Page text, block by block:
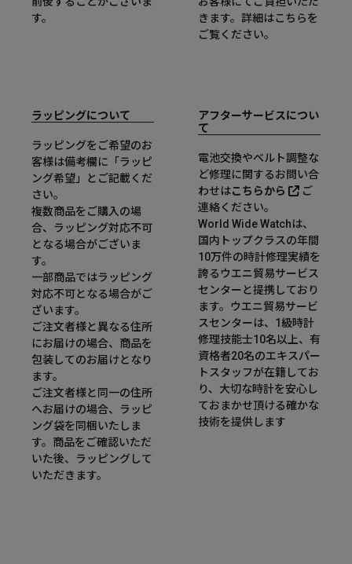
す。
きます。詳細はこちらを
ご覧ください。
ラッピングについて
ラッピングをご希望のお
客様は備考欄に「ラッピ
ング希望」とご記載くだ
さい。
複数商品をご購入の場
合、ラッピング対応不可
となる場合がございま
す。
一部商品ではラッピング
対応不可となる場合がご
ざいます。
ご注文者様と異なる住所
にお届けの場合、商品を
包装してのお届けとなり
ます。
ご注文者様と同一の住所
へお届けの場合、ラッピ
ング袋を同梱いたしま
す。商品をご確認いただ
いた後、ラッピングして
いただきます。
アフターサービスについ
て
電池交換やベルト調整な
ど修理に関するお問い合
わせはこちらから
ご
連絡ください。
World Wide Watchは、
国内トップクラスの年間
10万件の時計修理実績を
誇るウエニ貿易サービス
センターと提携しており
ます。ウエニ貿易サービ
スセンターは、1級時計
修理技能士10名以上、有
資格者20名のエキスパー
トスタッフが在籍してお
り、大切な時計を安心し
ておまかせ頂ける確かな
技術を提供します